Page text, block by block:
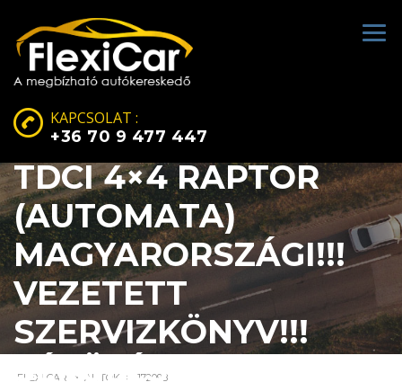
KAPCSOLAT :
+36 70 9 477 447
FORD RANGER 2.0
TDCI 4×4 RAPTOR
(AUTOMATA)
MAGYARORSZÁGI!!!
VEZETETT
SZERVIZKÖNYV!!!
SÉRÜLÉSMENTES!!!
FLEXI CAR > AUTÓK > 172098